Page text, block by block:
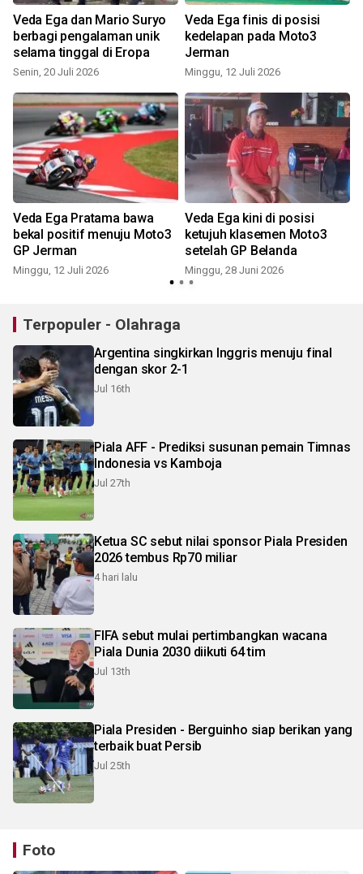
Veda Ega dan Mario Suryo
berbagi pengalaman unik
selama tinggal di Eropa
Senin, 20 Juli 2026
Veda Ega finis di posisi
kedelapan pada Moto3
Jerman
Minggu, 12 Juli 2026
Veda Ega Pratama bawa
bekal positif menuju Moto3
GP Jerman
Minggu, 12 Juli 2026
Veda Ega kini di posisi
ketujuh klasemen Moto3
setelah GP Belanda
Minggu, 28 Juni 2026
Terpopuler - Olahraga
Argentina singkirkan Inggris menuju final
dengan skor 2-1
Jul 16th
Piala AFF - Prediksi susunan pemain Timnas
Indonesia vs Kamboja
Jul 27th
Ketua SC sebut nilai sponsor Piala Presiden
2026 tembus Rp70 miliar
4 hari lalu
FIFA sebut mulai pertimbangkan wacana
Piala Dunia 2030 diikuti 64 tim
Jul 13th
Piala Presiden - Berguinho siap berikan yang
terbaik buat Persib
Jul 25th
Foto